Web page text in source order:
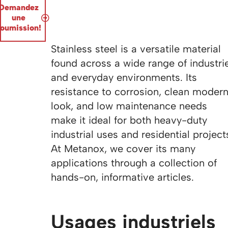
une
Stainless steel is a versatile material
found across a wide range of
and everyday environments. Its
resistance to corrosion, clean modern
look, and low maintenance needs
make it ideal for both heavy-duty
industrial uses and residential
At Metanox, we cover its many
applications through a collection of
hands-on, informative articles.
Usages industriels